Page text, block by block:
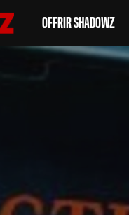
Offrir Shadowz